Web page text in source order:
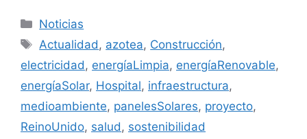
Categorías
Noticias
Etiquetas
Actualidad , azotea, Construcción,
electricidad , energíaLimpia, energíaRenovable,
energíaSolar, Hospital, infraestructura,
medioambiente, panelesSolares, proyecto,
ReinoUnido, salud , sostenibilidad